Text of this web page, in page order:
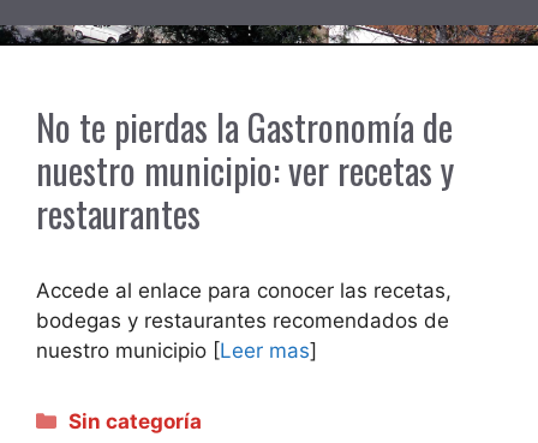
No te pierdas la Gastronomía de
nuestro municipio: ver recetas y
restaurantes
Accede al enlace para conocer las recetas,
bodegas y restaurantes recomendados de
nuestro municipio [Leer mas]
Categorías
Sin categoría